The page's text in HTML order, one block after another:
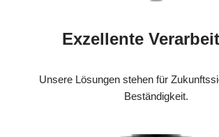
Exzellente
Unsere Lösungen stehen für
Beständigkeit.